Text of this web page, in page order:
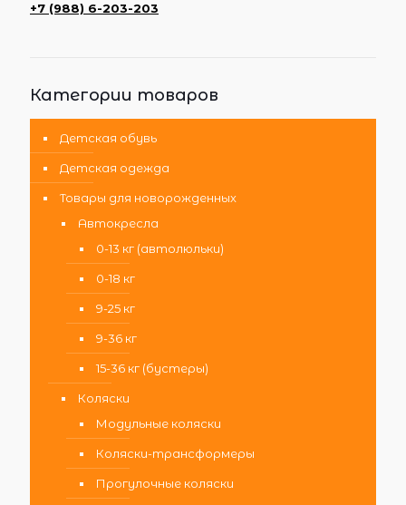
+7 (988) 6-203-203
Категории товаров
Детская обувь
Детская одежда
Товары для новорожденных
Автокресла
0-13 кг (автолюльки)
0-18 кг
9-25 кг
9-36 кг
15-36 кг (бустеры)
Коляски
Модульные коляски
Коляски-трансформеры
Прогулочные коляски